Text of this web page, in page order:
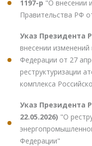
1197-р "О внесении
Правительства РФ
Указ Президента
внесении
Федерации от 27
реструктуризации
комплекса
Указ Президента
22.05.2026) "О
Федерации"